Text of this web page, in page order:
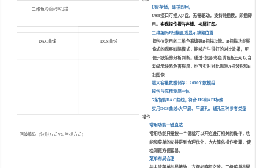
U盘存储，即插即用，
USB接口可插入U盘，无需驱动，支持热插拨，即插即
用。实现探伤报告存储、拷屏打印。
二维编码B扫描直观显示缺陷位置
探伤仪常用的二维色彩编码B扫描功能。B扫描功能图
像式的观察缺陷模式，能够产生很好的对比效果，更
便于缺陷的分析判断。通过:灰度/彩色调色板还可以自
动显示缺陷危害程度，也可实时对比观测A扫波形和B
扫图像
超大容量数据储存：2000个数据组
探伤与高精测厚一体
5条智能DAC曲线，符合JIS和API标准
实用DGS曲线:大平底、平底孔、通孔三种参考类型
操作
常用功能一键直达
常用功能只需按一个健就可以开始进行相关的操作，功
能和菜单的安排得到合理优化，大大简化操作步骤，使
检测更方便容易。
菜单布局合理
二维色彩编码B扫描
DAC曲线 DGS曲线
回波编码 （波形方式vs.坐标方式）